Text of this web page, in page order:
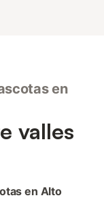
en
valles
en Alto